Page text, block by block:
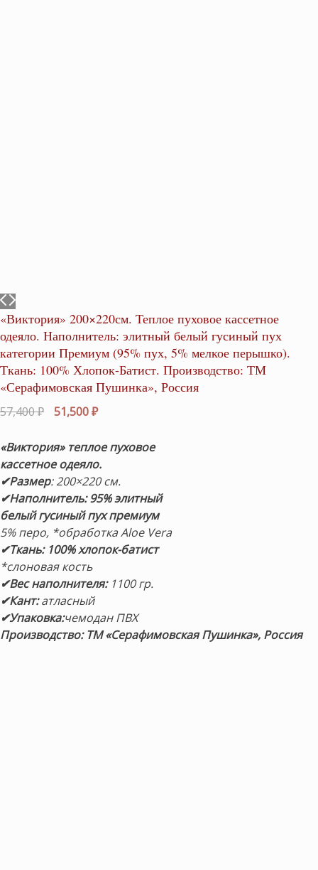
«Виктория» 200×220см. Теплое пуховое кассетное
одеяло. Наполнитель: элитный белый гусиный пух
категории Премиум (95% пух, 5% мелкое перышко).
Ткань: 100% Хлопок-Батист. Производство: ТМ
«Серафимовская Пушинка», Россия
57,400₽
Первоначальная
составляла
57,400 ₽.
51,500₽Текущая
51,500 ₽.
«Виктория» теплое пуховое
кассетное одеяло.
✔Размер: 200×220 см.
✔Наполнитель: 95%элитный
белый гусиный пух премиум
5% перо, *обработка Aloe Vera
✔Ткань: 100% хлопок-батист
*слоновая кость
✔Вес наполнителя:1100 гр.
✔Кант:атласный
✔Упаковка:чемодан ПВХ
Производство: ТМ «Серафимовская Пушинка», Россия